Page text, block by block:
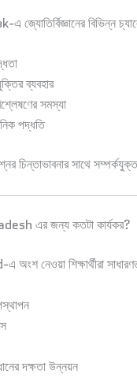
বিভিন্ন
ব্যবহার
সমস্যা
পদ্ধতি
সাথে
এর জন্য কতটা কার্যকর?
নেওয়া শিক্ষার্থীরা
দক্ষতা উন্নয়ন